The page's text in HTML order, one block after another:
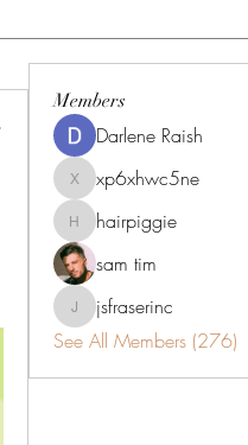
Members
Darlene Raish
xp6xhwc5ne
xp6xhwc5ne
hairpiggie
hairpiggie
sam tim
jsfraserinc
jsfraserinc
See All Members (276)